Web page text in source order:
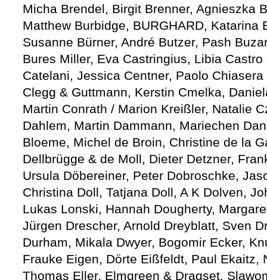
Micha Brendel, Birgit Brenner, Agnieszka
Matthew Burbidge, BURGHARD, Katarina
Susanne Bürner, André Butzer, Pash
Bures Miller, Eva Castringius, Libia
Catelani, Jessica Centner, Paolo
Clegg & Guttmann, Kerstin Cmelka,
Martin Conrath / Marion Kreißler, Natalie
Dahlem, Martin Dammann, Mariechen
Bloeme, Michel de Broin, Christine de la
Dellbrügge & de Moll, Dieter Detzner,
Ursula Döbereiner, Peter Dobroschke,
Christina Doll, Tatjana Doll, A K Dolven,
Lukas Lonski, Hannah Dougherty,
Jürgen Drescher, Arnold Dreyblatt, Sven
Durham, Mikala Dwyer, Bogomir Ecker,
Frauke Eigen, Dörte Eißfeldt, Paul Ekaitz,
Thomas Eller, Elmgreen & Dragset,